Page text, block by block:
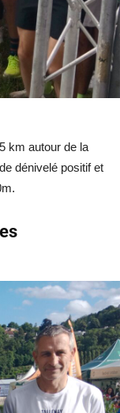
km autour de la
dénivelé positif et